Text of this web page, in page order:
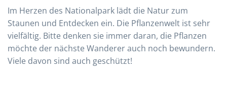
Im Herzen des Nationalpark lädt die Natur zum
Staunen und Entdecken ein. Die Pflanzenwelt ist sehr
vielfältig. Bitte denken sie immer daran, die Pflanzen
möchte der nächste Wanderer auch noch bewundern.
Viele davon sind auch geschützt!